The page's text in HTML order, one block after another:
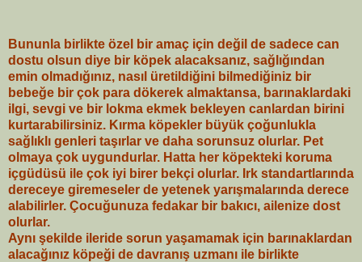
Bununla birlikte özel bir amaç için değil de sadece can
dostu olsun diye bir köpek alacaksanız, sağlığından
emin olmadığınız, nasıl üretildiğini bilmediğiniz bir
bebeğe bir çok para dökerek almaktansa, barınaklardaki
ilgi, sevgi ve bir lokma ekmek bekleyen canlardan birini
kurtarabilirsiniz. Kırma köpekler büyük çoğunlukla
sağlıklı genleri taşırlar ve daha sorunsuz olurlar. Pet
olmaya çok uygundurlar. Hatta her köpekteki koruma
içgüdüsü ile çok iyi birer bekçi olurlar. Irk standartlarında
dereceye giremeseler de yetenek yarışmalarında derece
alabilirler. Çocuğunuza fedakar bir bakıcı, ailenize dost
olurlar.
Aynı şekilde ileride sorun yaşamamak için barınaklardan
alacağınız köpeği de davranış uzmanı ile birlikte